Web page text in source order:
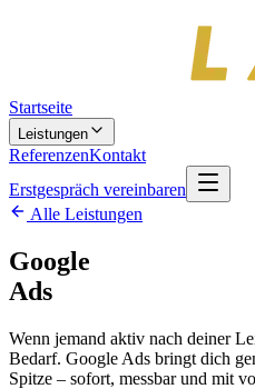
Startseite
Leistungen
ReferenzenKontakt
Erstgespräch vereinbaren
Alle Leistungen
Google
Ads
Wenn jemand aktiv nach deiner
Bedarf. Google Ads bringt dich
Spitze – sofort, messbar und mit